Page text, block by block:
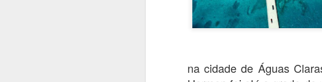
na cidade de Águas